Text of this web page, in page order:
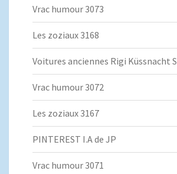
Vrac humour 3073
Les zoziaux 3168
Voitures anciennes Rigi Küssnacht
Vrac humour 3072
Les zoziaux 3167
PINTEREST I.A de JP
Vrac humour 3071